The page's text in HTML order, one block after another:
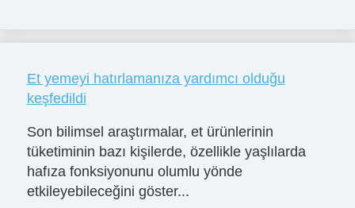
Et yemeyi hatırlamanıza yardımcı olduğu
keşfedildi
Son bilimsel araştırmalar, et ürünlerinin
tüketiminin bazı kişilerde, özellikle yaşlılarda
hafıza fonksiyonunu olumlu yönde
etkileyebileceğini göster...